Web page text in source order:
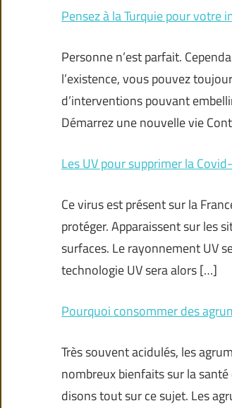
Pensez à la Turquie pour
Personne n’est parfait.
l’existence, vous pouvez
d’interventions pouvant
Démarrez une nouvelle vie
Les UV pour supprimer la
Ce virus est présent sur la
protéger. Apparaissent sur les
surfaces. Le rayonnement UV
technologie UV sera alors […]
Pourquoi consommer des
Très souvent acidulés, les
nombreux bienfaits sur la
disons tout sur ce sujet. Les